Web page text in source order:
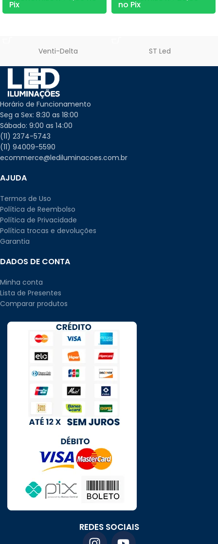
Pix no Pix
Venti-Delta ST Led
Horário de Funcionamento
Seg a Sex: 8:30 as 18:00
Sábado: 9:00 as 14:00
(11) 2374-5743
(11) 94009-5590
ecommerce@lediluminacoes.com.br
AJUDA
Termos de Uso
Política de Reembolso
Política de Privacidade
Política trocas e devoluções
Garantia
DADOS DE CONTA
Minha conta
Lista de Presentes
Comparar produtos
REDES SOCIAIS